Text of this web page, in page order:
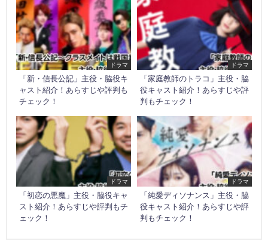
ドラマ
「新・信長公記」主役・脇役キ
ャスト紹介！あらすじや評判も
チェック！
ドラマ
「家庭教師のトラコ」主役・脇
役キャスト紹介！あらすじや評
判もチェック！
ドラマ
「初恋の悪魔」主役・脇役キャ
スト紹介！あらすじや評判もチ
ェック！
ドラマ
「純愛ディソナンス」主役・脇
役キャスト紹介！あらすじや評
判もチェック！